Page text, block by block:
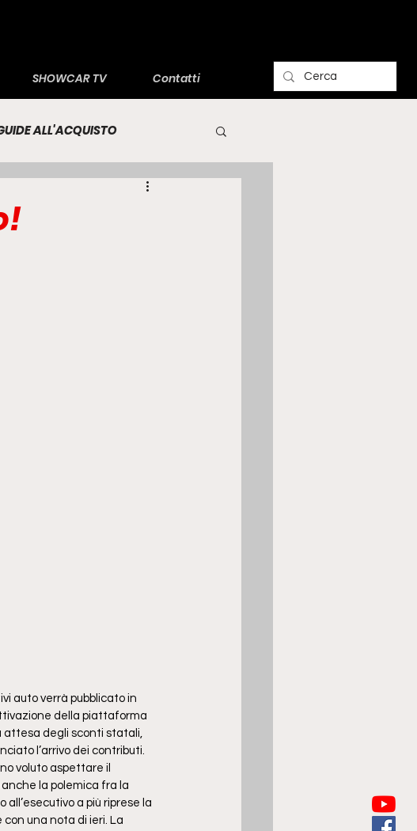
SHOWCAR TV Contatti
ALL'ACQUISTO
auto verrà pubblicato in
della piattaforma
attesa degli sconti statali,
l’arrivo dei contributi.
voluto aspettare il
la polemica fra la
a più riprese la
una nota di ieri. La